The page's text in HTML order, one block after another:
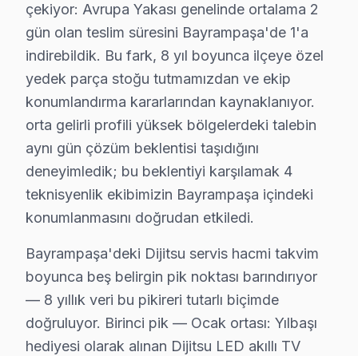
Dijitsu görüntüleme sistemi arıza servisimiz
Kocatepe, Muratpaşa, Orta, Terazidere
Vatan, Yenidoğan, Yıldırım semtlerinde
Altıntepsi, Cevatpaşa, İsmetpaşa, Kartaltepe ve yakın
Bayrampaşa'da Dijitsu TV Askı Sistemi
Bayrampaşa'da satın aldığınız Dijitsu televizyonun
Kurulum sürecimiz:
• Bayrampaşa'de motorlu döner braket montajı ve
• Bayrampaşa'de Wi-Fi optimizasyonu ve yayın
• Bayrampaşa servisimizde oyun konsolu ve harici
• Bayrampaşa'de uzaktan kumanda programlama
Doğru montaj, Dijitsu ekran'nizin performansını
çekiyor: Avrupa Yakası genelinde ortalama 2
gün olan teslim süresini Bayrampaşa'de 1'a
indirebildik. Bu fark, 8 yıl boyunca ilçeye özel
yedek parça stoğu tutmamızdan ve ekip
konumlandırma kararlarından kaynaklanıyor.
orta gelirli profili yüksek bölgelerdeki talebin
aynı gün çözüm beklentisi taşıdığını
deneyimledik; bu beklentiyi karşılamak 4
teknisyenlik ekibimizin Bayrampaşa içindeki
konumlanmasını doğrudan etkiledi.
Bayrampaşa'deki Dijitsu servis hacmi takvim
boyunca beş belirgin pik noktası barındırıyor
— 8 yıllık veri bu pikireri tutarlı biçimde
doğruluyor. Birinci pik — Ocak ortası: Yılbaşı
hediyesi olarak alınan Dijitsu LED akıllı TV